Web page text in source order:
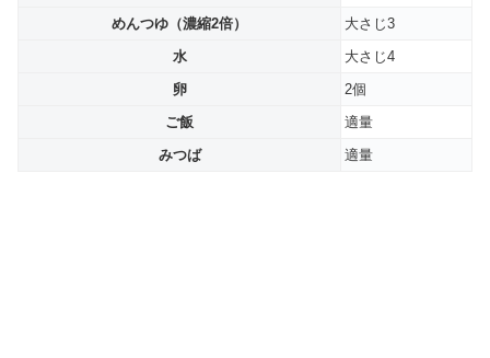
めんつゆ（濃縮2倍）
大さじ3
水
大さじ4
卵
2個
ご飯
適量
みつば
適量